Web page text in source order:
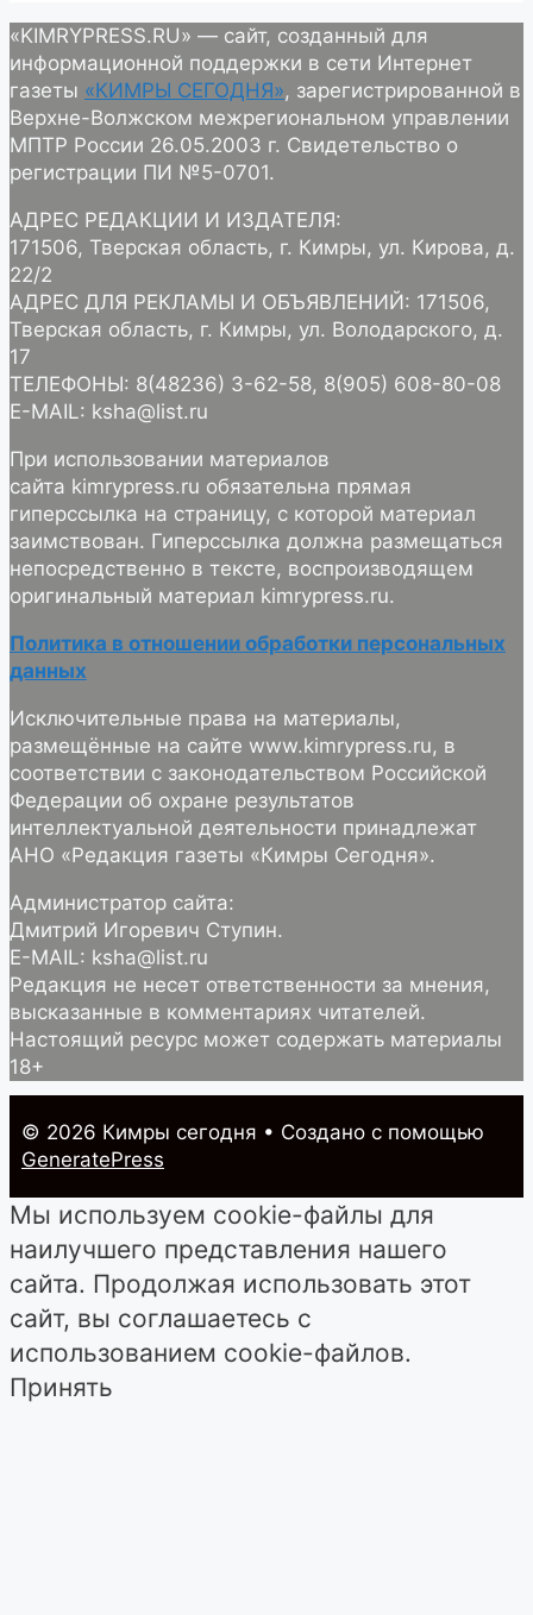
«KIMRYPRESS.RU» — сайт, созданный для
информационной поддержки в сети Интернет
газеты «КИМРЫ СЕГОДНЯ», зарегистрированной в
Верхне-Волжском межрегиональном управлении
МПТР России 26.05.2003 г. Свидетельство о
регистрации ПИ №5-0701.
АДРЕС РЕДАКЦИИ И ИЗДАТЕЛЯ:
171506, Тверская область, г. Кимры, ул. Кирова, д.
22/2
АДРЕС ДЛЯ РЕКЛАМЫ И ОБЪЯВЛЕНИЙ: 171506,
Тверская область, г. Кимры, ул. Володарского, д.
17
ТЕЛЕФОНЫ: 8(48236) 3-62-58, 8(905) 608-80-08
E-MAIL: ksha@list.ru
При использовании материалов
сайта kimrypress.ru обязательна прямая
гиперссылка на страницу, с которой материал
заимствован. Гиперссылка должна размещаться
непосредственно в тексте, воспроизводящем
оригинальный материал kimrypress.ru.
Политика в отношении обработки персональных
данных
Исключительные права на материалы,
размещённые на сайте www.kimrypress.ru, в
соответствии с законодательством Российской
Федерации об охране результатов
интеллектуальной деятельности принадлежат
АНО «Редакция газеты «Кимры Сегодня».
Администратор сайта:
Дмитрий Игоревич Ступин.
E-MAIL: ksha@list.ru
Редакция не несет ответственности за мнения,
высказанные в комментариях читателей.
Настоящий ресурс может содержать материалы
18+
© 2026 Кимры cегодня • Создано с помощью
GeneratePress
Мы используем cookie-файлы для
наилучшего представления нашего
сайта. Продолжая использовать этот
сайт, вы соглашаетесь с
использованием cookie-файлов.
Принять